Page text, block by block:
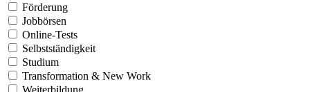
Förderung
Jobbörsen
Online-Tests
Selbstständigkeit
Studium
Transformation & New Work
Weiterbildung